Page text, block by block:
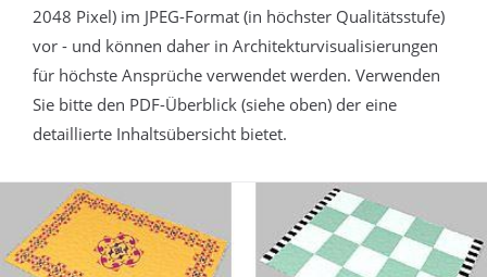
2048 Pixel) im JPEG-Format (in höchster Qualitätsstufe)
vor - und können daher in Architekturvisualisierungen
für höchste Ansprüche verwendet werden. Verwenden
Sie bitte den PDF-Überblick (siehe oben) der eine
detaillierte Inhaltsübersicht bietet.